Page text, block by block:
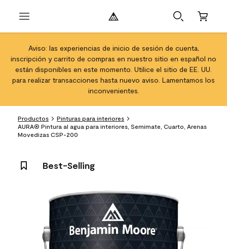
Aviso: las experiencias de inicio de sesión de cuenta,
inscripción y carrito de compras en nuestro sitio en español no
están disponibles en este momento. Utilice el sitio de EE. UU.
para realizar transacciones hasta nuevo aviso. Lamentamos los
inconvenientes.
Productos
Pinturas para interiores
AURA® Pintura al agua para interiores, Semimate, Cuarto, Arenas
Movedizas CSP-200
Best-Selling